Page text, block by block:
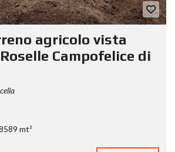
agricolo vista
Campofelice di
mt²